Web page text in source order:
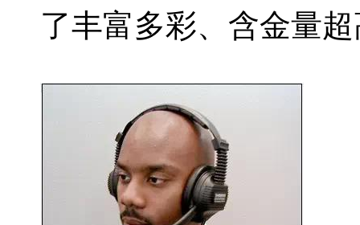
了丰富多彩、含金量